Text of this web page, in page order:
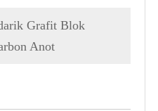
Grafit Blok
Anot